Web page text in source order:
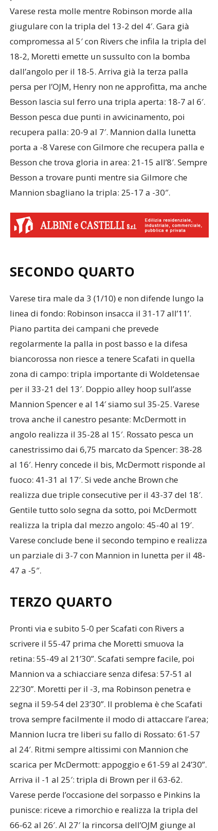
Varese resta molle mentre Robinson morde alla
giugulare con la tripla del 13-2 del 4′. Gara già
compromessa al 5′ con Rivers che infila la tripla del
18-2, Moretti emette un sussulto con la bomba
dall’angolo per il 18-5. Arriva già la terza palla
persa per l’OJM, Henry non ne approfitta, ma anche
Besson lascia sul ferro una tripla aperta: 18-7 al 6′.
Besson pesca due punti in avvicinamento, poi
recupera palla: 20-9 al 7′. Mannion dalla lunetta
porta a -8 Varese con Gilmore che recupera palla e
Besson che trova gloria in area: 21-15 all’8′. Sempre
Besson a trovare punti mentre sia Gilmore che
Mannion sbagliano la tripla: 25-17 a -30″.
SECONDO QUARTO
Varese tira male da 3 (1/10) e non difende lungo la
linea di fondo: Robinson insacca il 31-17 all’11’.
Piano partita dei campani che prevede
regolarmente la palla in post basso e la difesa
biancorossa non riesce a tenere Scafati in quella
zona di campo: tripla importante di Woldetensae
per il 33-21 del 13′. Doppio alley hoop sull’asse
Mannion Spencer e al 14′ siamo sul 35-25. Varese
trova anche il canestro pesante: McDermott in
angolo realizza il 35-28 al 15′. Rossato pesca un
canestrissimo dai 6,75 marcato da Spencer: 38-28
al 16′. Henry concede il bis, McDermott risponde al
fuoco: 41-31 al 17′. Si vede anche Brown che
realizza due triple consecutive per il 43-37 del 18′.
Gentile tutto solo segna da sotto, poi McDermott
realizza la tripla dal mezzo angolo: 45-40 al 19′.
Varese conclude bene il secondo tempino e realizza
un parziale di 3-7 con Mannion in lunetta per il 48-
47 a -5″.
TERZO QUARTO
Pronti via e subito 5-0 per Scafati con Rivers a
scrivere il 55-47 prima che Moretti smuova la
retina: 55-49 al 21’30”. Scafati sempre facile, poi
Mannion va a schiacciare senza difesa: 57-51 al
22’30”. Moretti per il -3, ma Robinson penetra e
segna il 59-54 del 23’30”. Il problema è che Scafati
trova sempre facilmente il modo di attaccare l’area;
Mannion lucra tre liberi su fallo di Rossato: 61-57
al 24′. Ritmi sempre altissimi con Mannion che
scarica per McDermott: appoggio e 61-59 al 24’30”.
Arriva il -1 al 25′: tripla di Brown per il 63-62.
Varese perde l’occasione del sorpasso e Pinkins la
punisce: riceve a rimorchio e realizza la tripla del
66-62 al 26′. Al 27′ la rincorsa dell’OJM giunge al